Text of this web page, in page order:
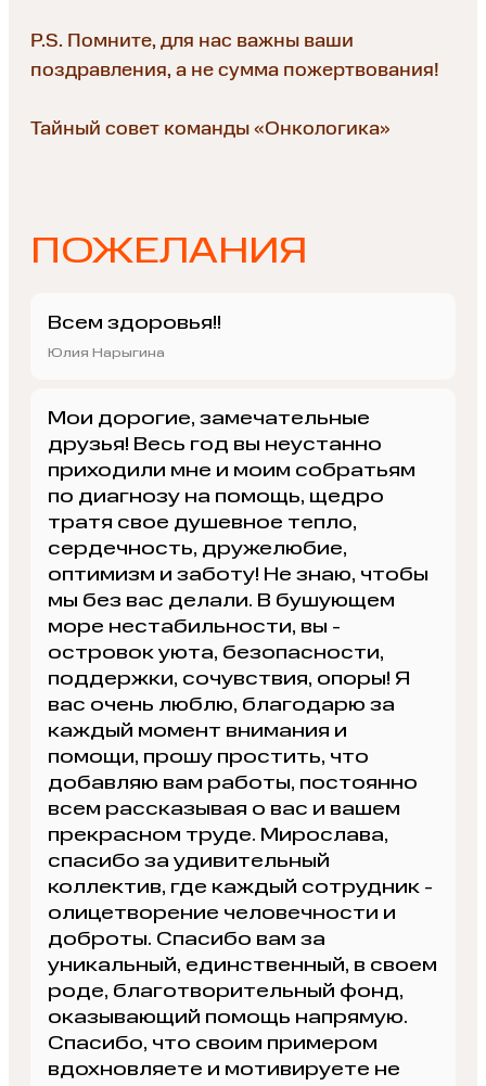
P.S. Помните, для нас важны ваши
поздравления, а не сумма пожертвования!
Тайный совет команды «Онкологика»
ПОЖЕЛАНИЯ
Всем здоровья!!
Юлия Нарыгина
Мои дорогие, замечательные
друзья! Весь год вы неустанно
приходили мне и моим собратьям
по диагнозу на помощь, щедро
тратя свое душевное тепло,
сердечность, дружелюбие,
оптимизм и заботу! Не знаю, чтобы
мы без вас делали. В бушующем
море нестабильности, вы -
островок уюта, безопасности,
поддержки, сочувствия, опоры! Я
вас очень люблю, благодарю за
каждый момент внимания и
помощи, прошу простить, что
добавляю вам работы, постоянно
всем рассказывая о вас и вашем
прекрасном труде. Мирослава,
спасибо за удивительный
коллектив, где каждый сотрудник -
олицетворение человечности и
доброты. Спасибо вам за
уникальный, единственный, в своем
роде, благотворительный фонд,
оказывающий помощь напрямую.
Спасибо, что своим примером
вдохновляете и мотивируете не